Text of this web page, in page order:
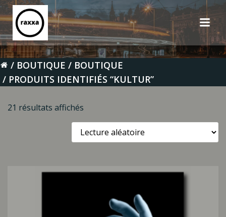
Aller
au
contenu
BOUTIQUE
BOUTIQUE
PRODUITS IDENTIFIÉS “KULTUR”
21 résultats affichés